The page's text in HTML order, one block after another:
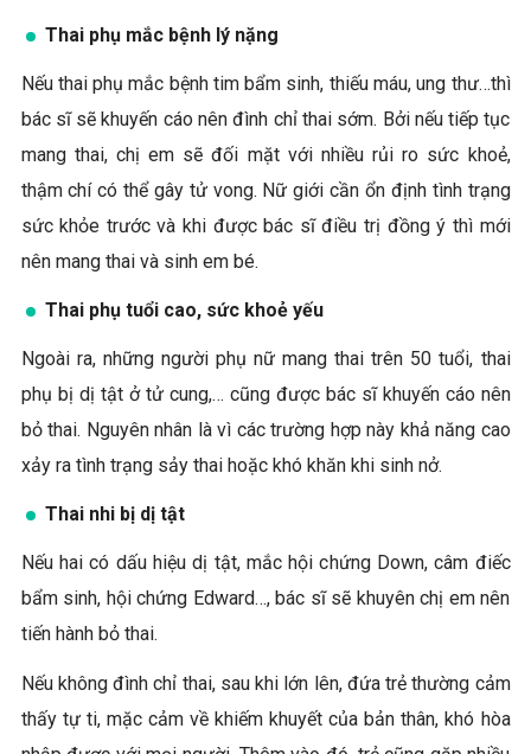
Thai phụ mắc bệnh lý nặng
Nếu thai phụ mắc bệnh tim bẩm sinh, thiếu máu, ung thư…thì
bác sĩ sẽ khuyến cáo nên đình chỉ thai sớm. Bởi nếu tiếp tục
mang thai, chị em sẽ đối mặt với nhiều rủi ro sức khoẻ,
thậm chí có thể gây tử vong. Nữ giới cần ổn định tình trạng
sức khỏe trước và khi được bác sĩ điều trị đồng ý thì mới
nên mang thai và sinh em bé.
Thai phụ tuổi cao, sức khoẻ yếu
Ngoài ra, những người phụ nữ mang thai trên 50 tuổi, thai
phụ bị dị tật ở tử cung,… cũng được bác sĩ khuyến cáo nên
bỏ thai. Nguyên nhân là vì các trường hợp này khả năng cao
xảy ra tình trạng sảy thai hoặc khó khăn khi sinh nở.
Thai nhi bị dị tật
Nếu hai có dấu hiệu dị tật, mắc hội chứng Down, câm điếc
bẩm sinh, hội chứng Edward…, bác sĩ sẽ khuyên chị em nên
tiến hành bỏ thai.
Nếu không đình chỉ thai, sau khi lớn lên, đứa trẻ thường cảm
thấy tự ti, mặc cảm về khiếm khuyết của bản thân, khó hòa